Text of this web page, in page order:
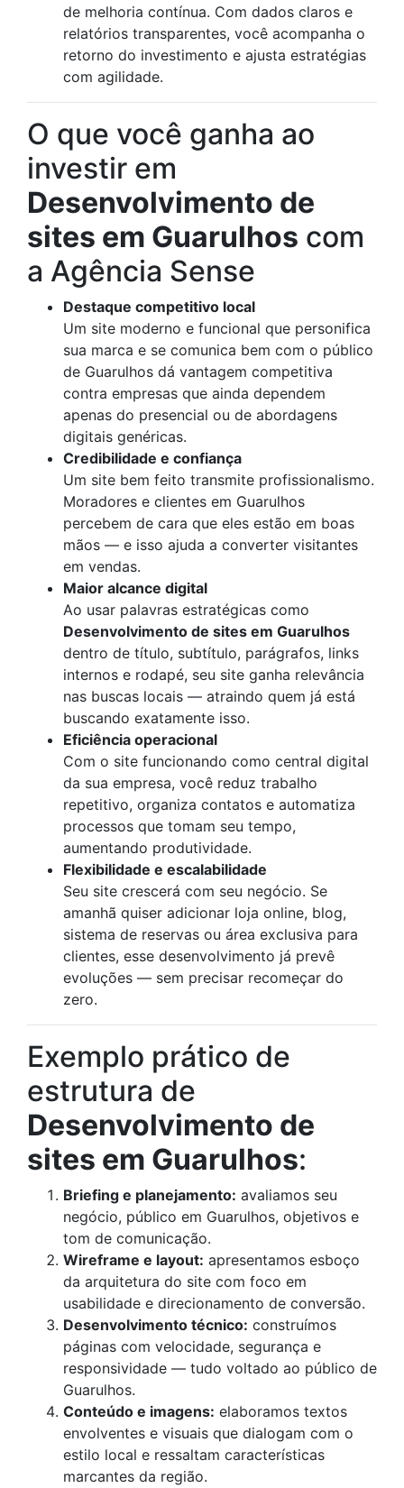
de melhoria contínua. Com dados claros e
relatórios transparentes, você acompanha o
retorno do investimento e ajusta estratégias
com agilidade.
O que você ganha ao
investir em
Desenvolvimento de
sites em Guarulhos com
a Agência Sense
Destaque competitivo local
Um site moderno e funcional que personifica
sua marca e se comunica bem com o público
de Guarulhos dá vantagem competitiva
contra empresas que ainda dependem
apenas do presencial ou de abordagens
digitais genéricas.
Credibilidade e confiança
Um site bem feito transmite profissionalismo.
Moradores e clientes em Guarulhos
percebem de cara que eles estão em boas
mãos — e isso ajuda a converter visitantes
em vendas.
Maior alcance digital
Ao usar palavras estratégicas como
Desenvolvimento de sites em Guarulhos
dentro de título, subtítulo, parágrafos, links
internos e rodapé, seu site ganha relevância
nas buscas locais — atraindo quem já está
buscando exatamente isso.
Eficiência operacional
Com o site funcionando como central digital
da sua empresa, você reduz trabalho
repetitivo, organiza contatos e automatiza
processos que tomam seu tempo,
aumentando produtividade.
Flexibilidade e escalabilidade
Seu site crescerá com seu negócio. Se
amanhã quiser adicionar loja online, blog,
sistema de reservas ou área exclusiva para
clientes, esse desenvolvimento já prevê
evoluções — sem precisar recomeçar do
zero.
Exemplo prático de
estrutura de
Desenvolvimento de
sites em Guarulhos:
Briefing e planejamento: avaliamos seu
negócio, público em Guarulhos, objetivos e
tom de comunicação.
Wireframe e layout: apresentamos esboço
da arquitetura do site com foco em
usabilidade e direcionamento de conversão.
Desenvolvimento técnico: construímos
páginas com velocidade, segurança e
responsividade — tudo voltado ao público de
Guarulhos.
Conteúdo e imagens: elaboramos textos
envolventes e visuais que dialogam com o
estilo local e ressaltam características
marcantes da região.